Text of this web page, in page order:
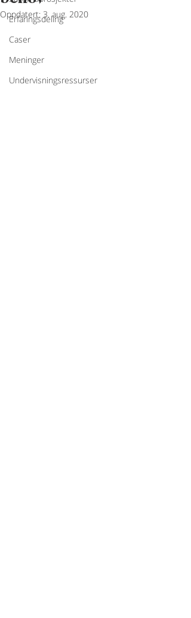
Erfaringsdeling
Caser
Meninger
Undervisningsressurser
Oppdatert: 3. aug. 2020